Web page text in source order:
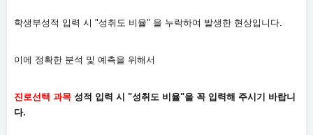
학생부성적 입력 시 "성취도 비율" 을 누락하여 발생한 현상입니다.
이에 정확한 분석 및 예측을 위해서
진로선택 과목 성적 입력 시 "성취도 비율"을 꼭 입력해 주시기 바랍니
다.